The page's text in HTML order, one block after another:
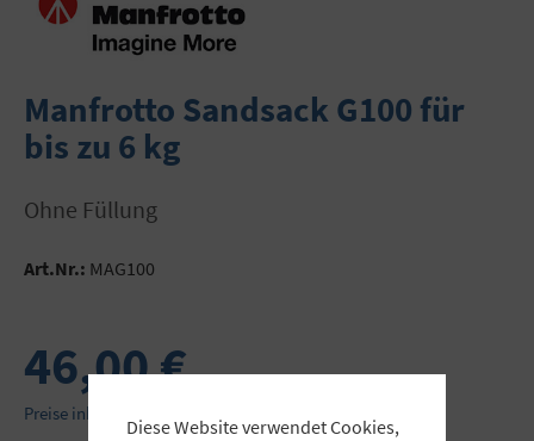
Manfrotto Sandsack G100 für
bis zu 6 kg
ohne Füllung
Art.Nr.: MAG100
46,00 €
Preise inkl. MwSt. zzgl. Versandkosten
Diese Website verwendet Cookies,